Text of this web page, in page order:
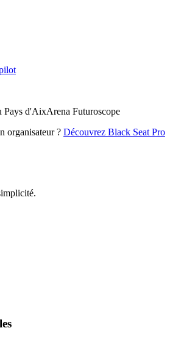
Pays d'AixArena Futuroscope
organisateur ? Découvrez Black Seat Pro